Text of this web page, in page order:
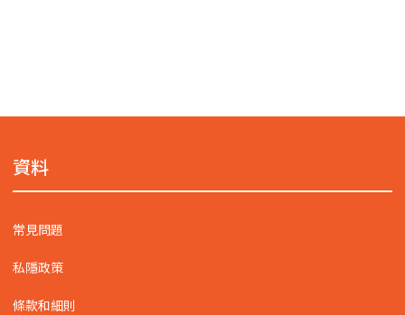
資料
常見問題
私隱政策
條款和細則